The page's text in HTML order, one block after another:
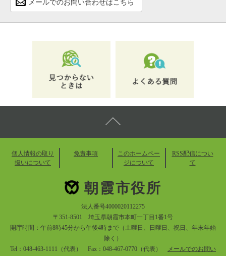
メールでのお問い合わせはこちら
個人情報の取り
扱いについて
免責事項
このホームペー
ジについて
RSS配信につい
て
朝霞市役所
法人番号4000020112275
〒351-8501 埼玉県朝霞市本町一丁目1番1号
開庁時間：午前8時45分から午後4時まで（土曜日、日曜日、祝日、年末年始
除く）
Tel：048-463-1111（代表） Fax：048-467-0770（代表）
メールでのお問い